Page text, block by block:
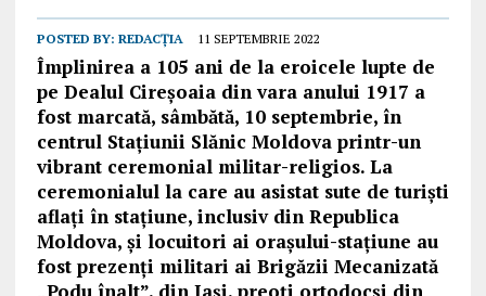
POSTED BY: REDACȚIA 11 SEPTEMBRIE 2022
Împlinirea a 105 ani de la eroicele lupte de
pe Dealul Cireșoaia din vara anului 1917 a
fost marcată, sâmbătă, 10 septembrie, în
centrul Stațiunii Slănic Moldova printr-un
vibrant ceremonial militar-religios. La
ceremonialul la care au asistat sute de turiști
aflați în stațiune, inclusiv din Republica
Moldova, și locuitori ai orașului-stațiune au
fost prezenți militari ai Brigăzii Mecanizată